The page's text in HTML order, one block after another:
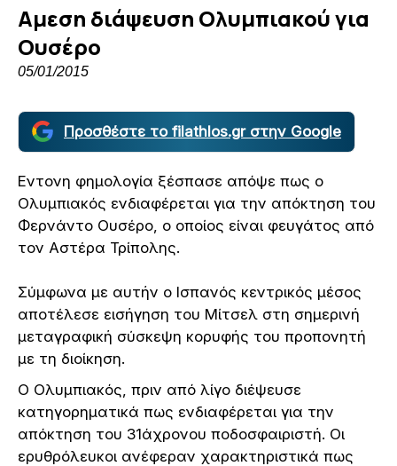
Αμεση διάψευση Ολυμπιακού για
Ουσέρο
05/01/2015
Προσθέστε το filathlos.gr στην Google
Eντονη φημολογία ξέσπασε απόψε πως ο
Ολυμπιακός ενδιαφέρεται για την απόκτηση του
Φερνάντο Ουσέρο, ο οποίος είναι φευγάτος από
τον Αστέρα Τρίπολης.
Σύμφωνα με αυτήν ο Ισπανός κεντρικός μέσος
αποτέλεσε εισήγηση του Μίτσελ στη σημερινή
μεταγραφική σύσκεψη κορυφής του προπονητή
με τη διοίκηση.
Ο Ολυμπιακός, πριν από λίγο διέψευσε
κατηγορηματικά πως ενδιαφέρεται για την
απόκτηση του 31άχρονου ποδοσφαιριστή. Οι
ερυθρόλευκοι ανέφεραν χαρακτηριστικά πως